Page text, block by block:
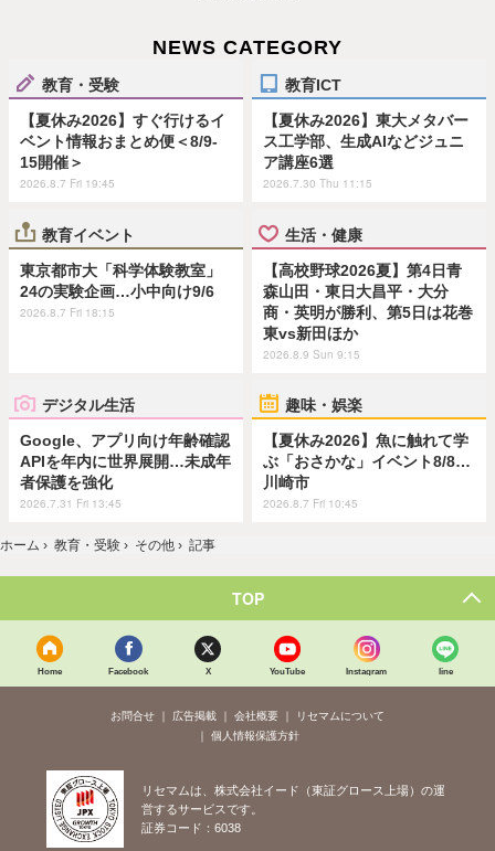
NEWS CATEGORY
教育・受験
【夏休み2026】すぐ行けるイ
ベント情報おまとめ便＜8/9-
15開催＞
2026.8.7 Fri 19:45
教育ICT
【夏休み2026】東大メタバー
ス工学部、生成AIなどジュニ
ア講座6選
2026.7.30 Thu 11:15
教育イベント
東京都市大「科学体験教室」
24の実験企画…小中向け9/6
2026.8.7 Fri 18:15
生活・健康
【高校野球2026夏】第4日青
森山田・東日大昌平・大分
商・英明が勝利、第5日は花巻
東vs新田ほか
2026.8.9 Sun 9:15
デジタル生活
Google、アプリ向け年齢確認
APIを年内に世界展開…未成年
者保護を強化
2026.7.31 Fri 13:45
趣味・娯楽
【夏休み2026】魚に触れて学
ぶ「おさかな」イベント8/8…
川崎市
2026.8.7 Fri 10:45
ホーム › 教育・受験 › その他 › 記事
TOP
Home Facebook X YouTube Instagram line
お問合せ 広告掲載 会社概要
リセマムについて
個人情報保護方針
リセマムは、株式会社イード（東証グロース上場）の運
営するサービスです。
証券コード：6038